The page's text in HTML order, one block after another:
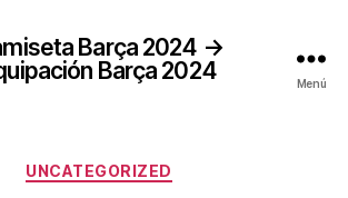
Barça 2024 →
Barça 2024
Menú
Categorías
UNCATEGORIZED